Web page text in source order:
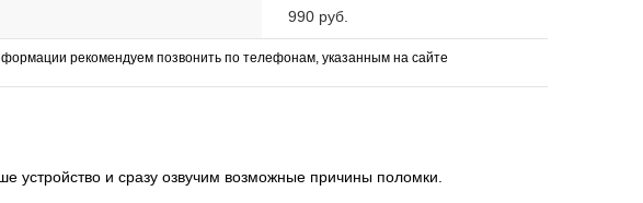
990 руб.
рекомендуем позвонить по телефонам, указанным на сайте
устройство и сразу озвучим возможные причины поломки.